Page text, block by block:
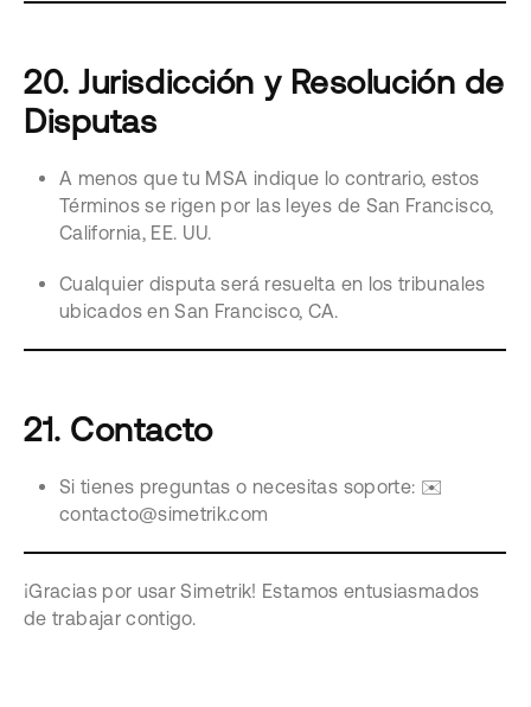
20. Jurisdicción y Resolución de
Disputas
A menos que tu MSA indique lo contrario, estos
Términos se rigen por las leyes de San Francisco,
California, EE. UU.
Cualquier disputa será resuelta en los tribunales
ubicados en San Francisco, CA.
21. Contacto
Si tienes preguntas o necesitas soporte: ✉️
contacto@simetrik.com
¡Gracias por usar Simetrik! Estamos entusiasmados
de trabajar contigo.